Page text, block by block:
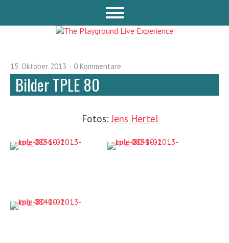
15. Oktober 2013 0 Kommentare
Bilder TPLE 80
Fotos:Jens Hertel